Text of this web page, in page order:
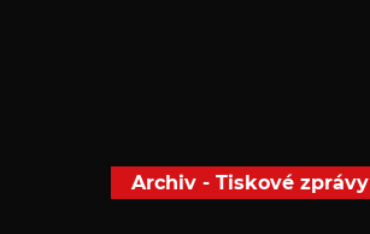
Archiv - Tiskové zprávy